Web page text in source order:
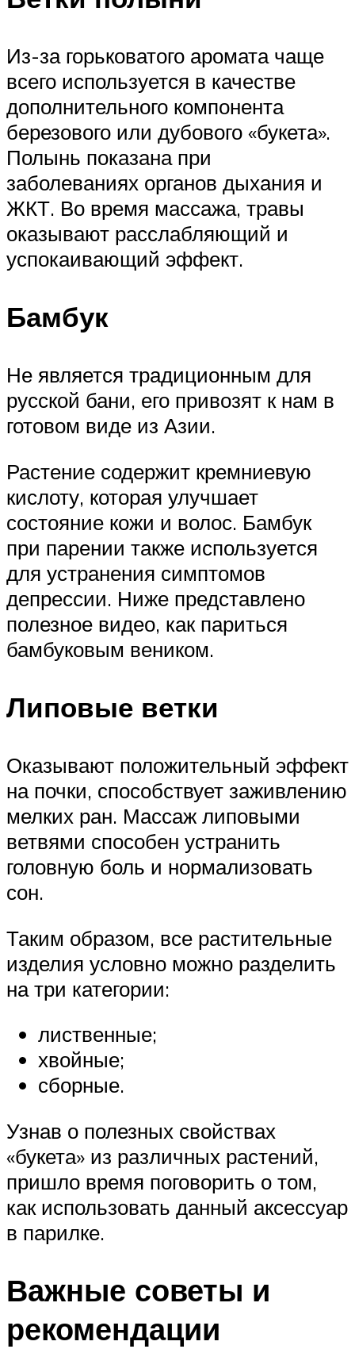
Из-за горьковатого аромата чаще
всего используется в качестве
дополнительного компонента
березового или дубового «букета».
Полынь показана при
заболеваниях органов дыхания и
ЖКТ. Во время массажа, травы
оказывают расслабляющий и
успокаивающий эффект.
Бамбук
Не является традиционным для
русской бани, его привозят к нам в
готовом виде из Азии.
Растение содержит кремниевую
кислоту, которая улучшает
состояние кожи и волос. Бамбук
при парении также используется
для устранения симптомов
депрессии. Ниже представлено
полезное видео, как париться
бамбуковым веником.
Липовые ветки
Оказывают положительный эффект
на почки, способствует заживлению
мелких ран. Массаж липовыми
ветвями способен устранить
головную боль и нормализовать
сон.
Таким образом, все растительные
изделия условно можно разделить
на три категории:
лиственные;
хвойные;
сборные.
Узнав о полезных свойствах
«букета» из различных растений,
пришло время поговорить о том,
как использовать данный аксессуар
в парилке.
Важные советы и
рекомендации